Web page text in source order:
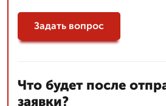
Задать вопрос
Что будет после
заявки?